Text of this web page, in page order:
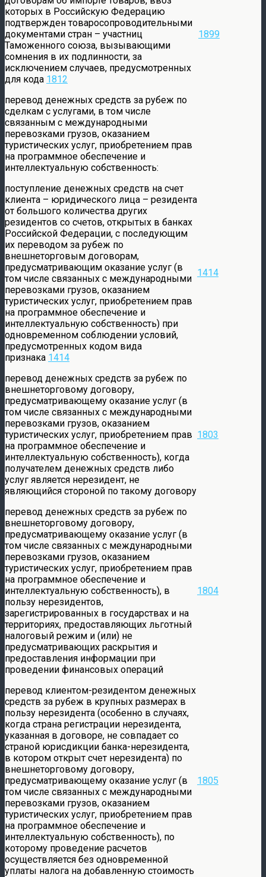
которых в Российскую Федерацию
подтвержден товаросопроводительными
документами стран – участниц
Таможенного союза, вызывающими
сомнения в их подлинности, за
исключением случаев, предусмотренных
для кода 1812
1899
перевод денежных средств за рубеж по
сделкам с услугами, в том числе
связанным с международными
перевозками грузов, оказанием
туристических услуг, приобретением прав
на программное обеспечение и
интеллектуальную собственность:
поступление денежных средств на счет
клиента – юридического лица – резидента
от большого количества других
резидентов со счетов, открытых в банках
Российской Федерации, с последующим
их переводом за рубеж по
внешнеторговым договорам,
предусматривающим оказание услуг (в
том числе связанных с международными
перевозками грузов, оказанием
туристических услуг, приобретением прав
на программное обеспечение и
интеллектуальную собственность) при
одновременном соблюдении условий,
предусмотренных кодом вида
признака 1414
1414
перевод денежных средств за рубеж по
внешнеторговому договору,
предусматривающему оказание услуг (в
том числе связанных с международными
перевозками грузов, оказанием
туристических услуг, приобретением прав
на программное обеспечение и
интеллектуальную собственность), когда
получателем денежных средств либо
услуг является нерезидент, не
являющийся стороной по такому договору
1803
перевод денежных средств за рубеж по
внешнеторговому договору,
предусматривающему оказание услуг (в
том числе связанных с международными
перевозками грузов, оказанием
туристических услуг, приобретением прав
на программное обеспечение и
интеллектуальную собственность), в
пользу нерезидентов,
зарегистрированных в государствах и на
территориях, предоставляющих льготный
налоговый режим и (или) не
предусматривающих раскрытия и
предоставления информации при
проведении финансовых операций
1804
перевод клиентом-резидентом денежных
средств за рубеж в крупных размерах в
пользу нерезидента (особенно в случаях,
когда страна регистрации нерезидента,
указанная в договоре, не совпадает со
страной юрисдикции банка-нерезидента,
в котором открыт счет нерезидента) по
внешнеторговому договору,
предусматривающему оказание услуг (в
том числе связанных с международными
перевозками грузов, оказанием
туристических услуг, приобретением прав
на программное обеспечение и
интеллектуальную собственность), по
которому проведение расчетов
осуществляется без одновременной
уплаты налога на добавленную стоимость
1805